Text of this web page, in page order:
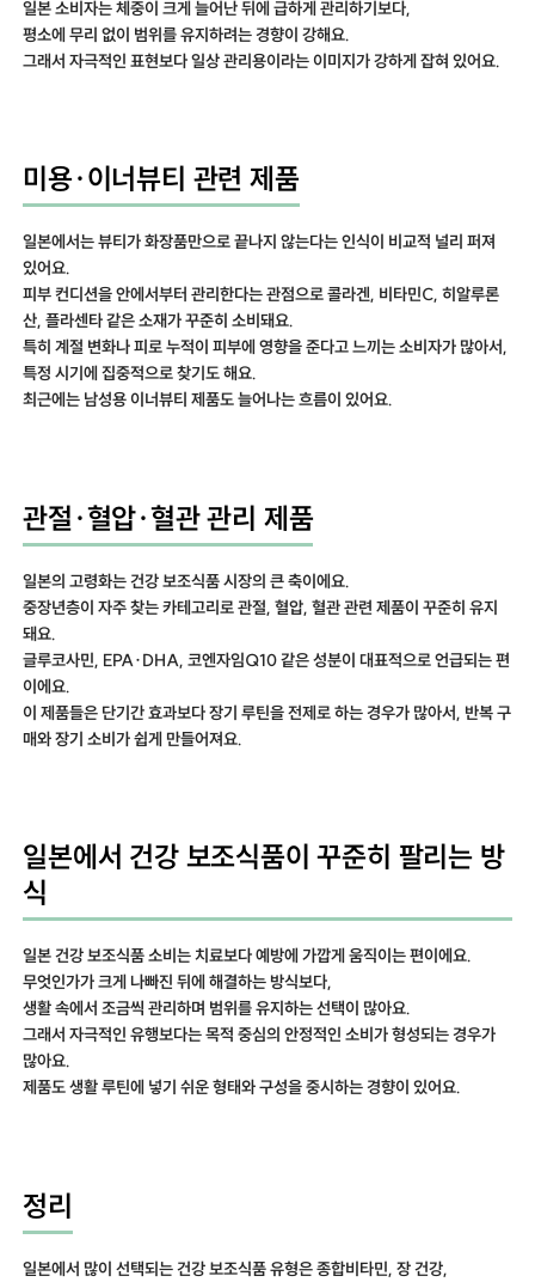
일본 소비자는 체중이 크게 늘어난 뒤에 급하게 관리하기보다,
평소에 무리 없이 범위를 유지하려는 경향이 강해요.
그래서 자극적인 표현보다 일상 관리용이라는 이미지가 강하게 잡혀 있어요.
미용·이너뷰티 관련 제품
일본에서는 뷰티가 화장품만으로 끝나지 않는다는 인식이 비교적 널리 퍼져
있어요.
피부 컨디션을 안에서부터 관리한다는 관점으로 콜라겐, 비타민C, 히알루론
산, 플라센타 같은 소재가 꾸준히 소비돼요.
특히 계절 변화나 피로 누적이 피부에 영향을 준다고 느끼는 소비자가 많아서,
특정 시기에 집중적으로 찾기도 해요.
최근에는 남성용 이너뷰티 제품도 늘어나는 흐름이 있어요.
관절·혈압·혈관 관리 제품
일본의 고령화는 건강 보조식품 시장의 큰 축이에요.
중장년층이 자주 찾는 카테고리로 관절, 혈압, 혈관 관련 제품이 꾸준히 유지
돼요.
글루코사민, EPA·DHA, 코엔자임Q10 같은 성분이 대표적으로 언급되는 편
이에요.
이 제품들은 단기간 효과보다 장기 루틴을 전제로 하는 경우가 많아서, 반복 구
매와 장기 소비가 쉽게 만들어져요.
일본에서 건강 보조식품이 꾸준히 팔리는 방
식
일본 건강 보조식품 소비는 치료보다 예방에 가깝게 움직이는 편이에요.
무엇인가가 크게 나빠진 뒤에 해결하는 방식보다,
생활 속에서 조금씩 관리하며 범위를 유지하는 선택이 많아요.
그래서 자극적인 유행보다는 목적 중심의 안정적인 소비가 형성되는 경우가
많아요.
제품도 생활 루틴에 넣기 쉬운 형태와 구성을 중시하는 경향이 있어요.
정리
일본에서 많이 선택되는 건강 보조식품 유형은 종합비타민, 장 건강,